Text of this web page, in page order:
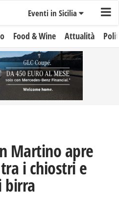
Eventi in Sicilia
Food & Wine Attualità
Martino apre
i chiostri e
birra